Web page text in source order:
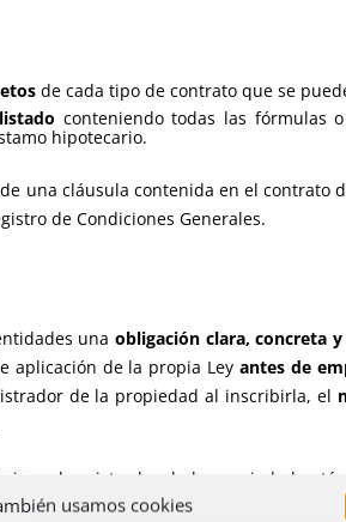
usamos cookies
de cada tipo de contrato que se
listado conteniendo todas las fórmulas
hipotecario.
una cláusula contenida en el
de Condiciones Generales.
una obligación clara, concreta
aplicación de la propia Ley antes de
de la propiedad al inscribirla, el
y el registrador de la propiedad
de si afectan o no a la validez y